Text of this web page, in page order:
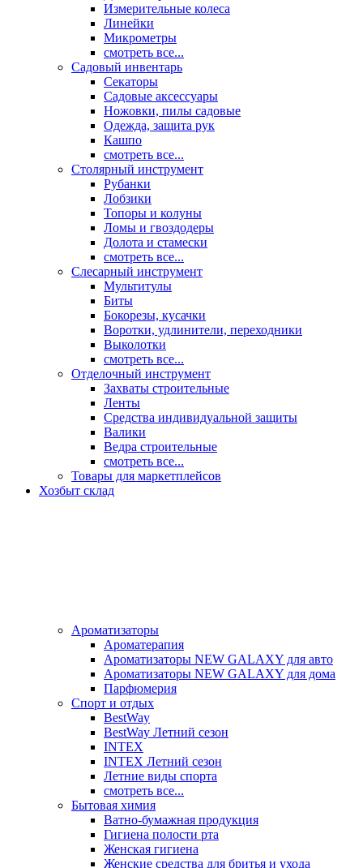
Измерительные колеса
Линейки
Микрометры
смотреть все...
Садовый инвентарь
Секаторы
Садовые аксессуары
Ножовки, пилы садовые
Одежда, защита рук
Кашпо
смотреть все...
Столярный инструмент
Рубанки
Лобзики
Топоры и колуны
Ломы и гвоздодеры
Долота и стамески
смотреть все...
Слесарный инструмент
Мультитулы
Биты
Бокорезы, кусачки
Воротки, удлинители, переходники
Выколотки
смотреть все...
Отделочный инструмент
Захваты строительные
Ленты
Средства индивидуальной защиты
Валики
Ведра строительные
смотреть все...
Товары для маркетплейсов
Хозбыт склад
Ароматизаторы
Ароматерапия
Ароматизаторы NEW GALAXY для авто
Ароматизаторы NEW GALAXY для дома
Парфюмерия
Спорт и отдых
BestWay
BestWay Летний сезон
INTEX
INTEX Летний сезон
Летние виды спорта
смотреть все...
Бытовая химия
Ватно-бумажная продукция
Гигиена полости рта
Женская гигиена
Женские средства для бритья и ухода